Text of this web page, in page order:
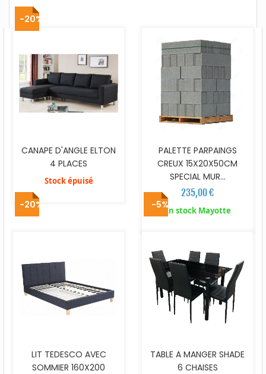
-20%
CANAPE D'ANGLE ELTON
4 PLACES
Stock épuisé
PALETTE PARPAINGS
CREUX 15X20X50CM
SPECIAL MUR...
235,00 €
En stock Mayotte
-20%
LIT TEDESCO AVEC
SOMMIER 160X200
-5%
TABLE A MANGER SHADE
6 CHAISES